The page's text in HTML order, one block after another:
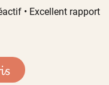
• Excellent rapport